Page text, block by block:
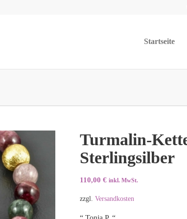
Startseite
Turmalin-
Sterlingsilber
110,00€ inkl. MwSt.
zzgl.Versandkosten